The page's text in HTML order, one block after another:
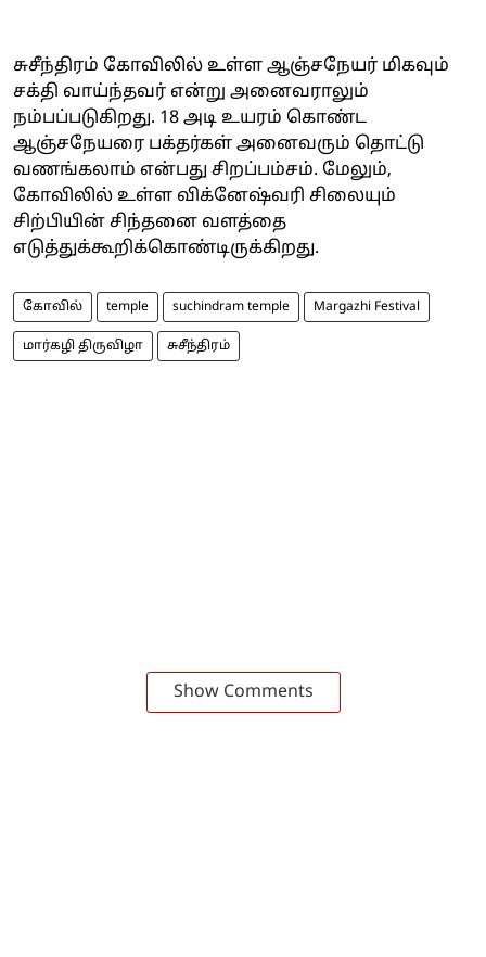
சுசீந்திரம் கோவிலில் உள்ள ஆஞ்சநேயர் மிகவும்
சக்தி வாய்ந்தவர் என்று அனைவராலும்
நம்பப்படுகிறது. 18 அடி உயரம் கொண்ட
ஆஞ்சநேயரை பக்தர்கள் அனைவரும் தொட்டு
வணங்கலாம் என்பது சிறப்பம்சம். மேலும்,
கோவிலில் உள்ள விக்னேஷ்வரி சிலையும்
சிற்பியின் சிந்தனை வளத்தை
எடுத்துக்கூறிக்கொண்டிருக்கிறது.
கோவில் temple suchindram temple Margazhi Festival
மார்கழி திருவிழா சுசீந்திரம்
Show Comments